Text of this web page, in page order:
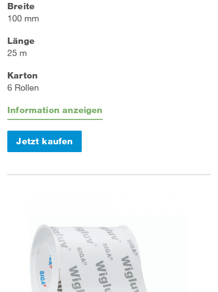
Breite
100 mm
Länge
25 m
Karton
6 Rollen
Information anzeigen
Jetzt kaufen